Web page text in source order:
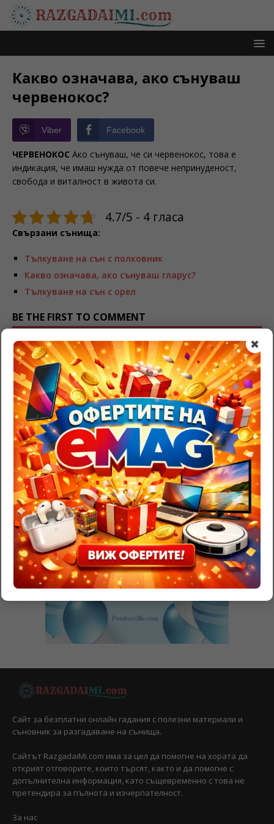
✖
Какво означава, ако сънуваш
червенокос?
Viber Facebook
ЧЕРВЕНОКОС Ако сънуваш, че си червенокос, това е
индикация, че имаш нужда от повече непринуденост,
свобода и виталност в живота си.
4.7/5 - 4 гласа
Свързани сънища:
Тълкуване на сън с полковник
Какво означава, ако сънуваш гларус?
Тълкуване на сън с орел
BE THE FIRST TO COMMENT
Leave a Reply
Трябва давлезете, за да публикувате коментар.
RazgadaiMi.com>Съновник – тълкуване на сънища>
Червенокос
Сайт за безплатни онлайн гадания с полезни материали и
съновник за разгадаване на сънища.
Сайтът RazgadaiMi.com има за цел да помогне на хората да
открият отговорите, които търсят, както и да помогне с
допълнителна информация, като същевременно с това не
претендира за пълнота и изчерпателност.
За нас